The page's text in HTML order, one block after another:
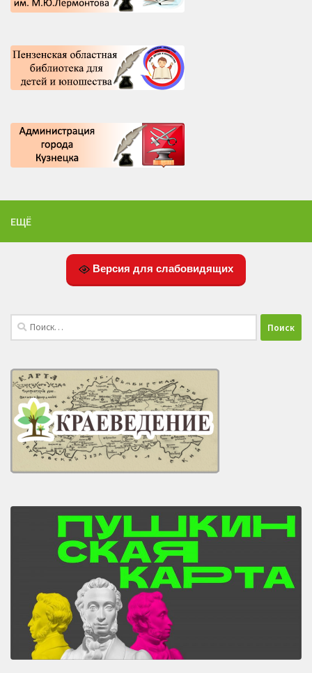
ЕЩЁ
Версия для слабовидящих
Найти: